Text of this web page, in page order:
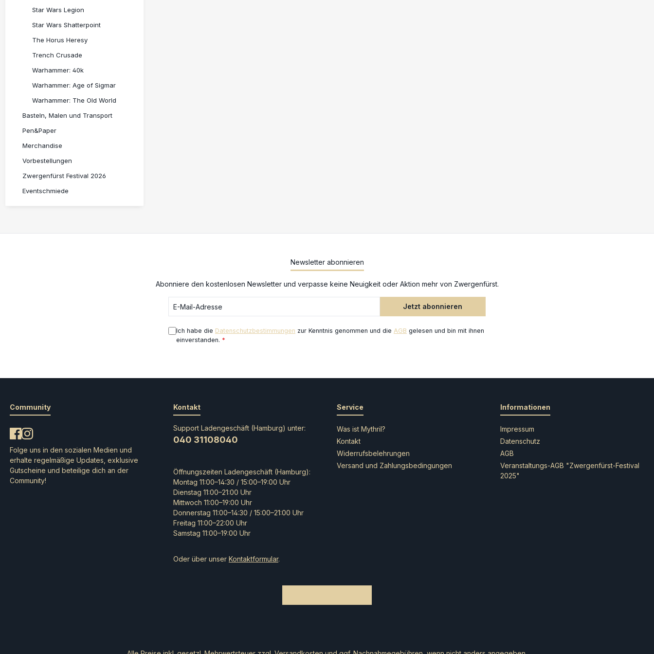
Star Wars Legion
Star Wars Shatterpoint
The Horus Heresy
Trench Crusade
Warhammer: 40k
Warhammer: Age of Sigmar
Warhammer: The Old World
Basteln, Malen und Transport
Pen&Paper
Merchandise
Vorbestellungen
Zwergenfürst Festival 2026
Eventschmiede
Newsletter abonnieren
Abonniere den kostenlosen Newsletter und verpasse keine Neuigkeit oder Aktion mehr von Zwergenfürst.
Jetzt abonnieren
Ich habe die Datenschutzbestimmungen zur Kenntnis genommen und die AGB gelesen und bin mit ihnen
einverstanden. *
Kontakt
Support Ladengeschäft (Hamburg) unter:
040 31108040
Öffnungszeiten Ladengeschäft (Hamburg):
Montag 11:00–14:30 / 15:00–19:00 Uhr
Dienstag 11:00–21:00 Uhr
Mittwoch 11:00–19:00 Uhr
Donnerstag 11:00–14:30 / 15:00–21:00 Uhr
Freitag 11:00–22:00 Uhr
Samstag 11:00–19:00 Uhr
Oder über unser Kontaktformular.
Service
Was ist Mythril?
Kontakt
Widerrufsbelehrungen
Versand und Zahlungsbedingungen
Informationen
Impressum
Datenschutz
AGB
Veranstaltungs-AGB "Zwergenfürst-Festival
2025"
Community
Folge uns in den sozialen Medien und
erhalte regelmäßige Updates, exklusive
Gutscheine und beteilige dich an der
Community!